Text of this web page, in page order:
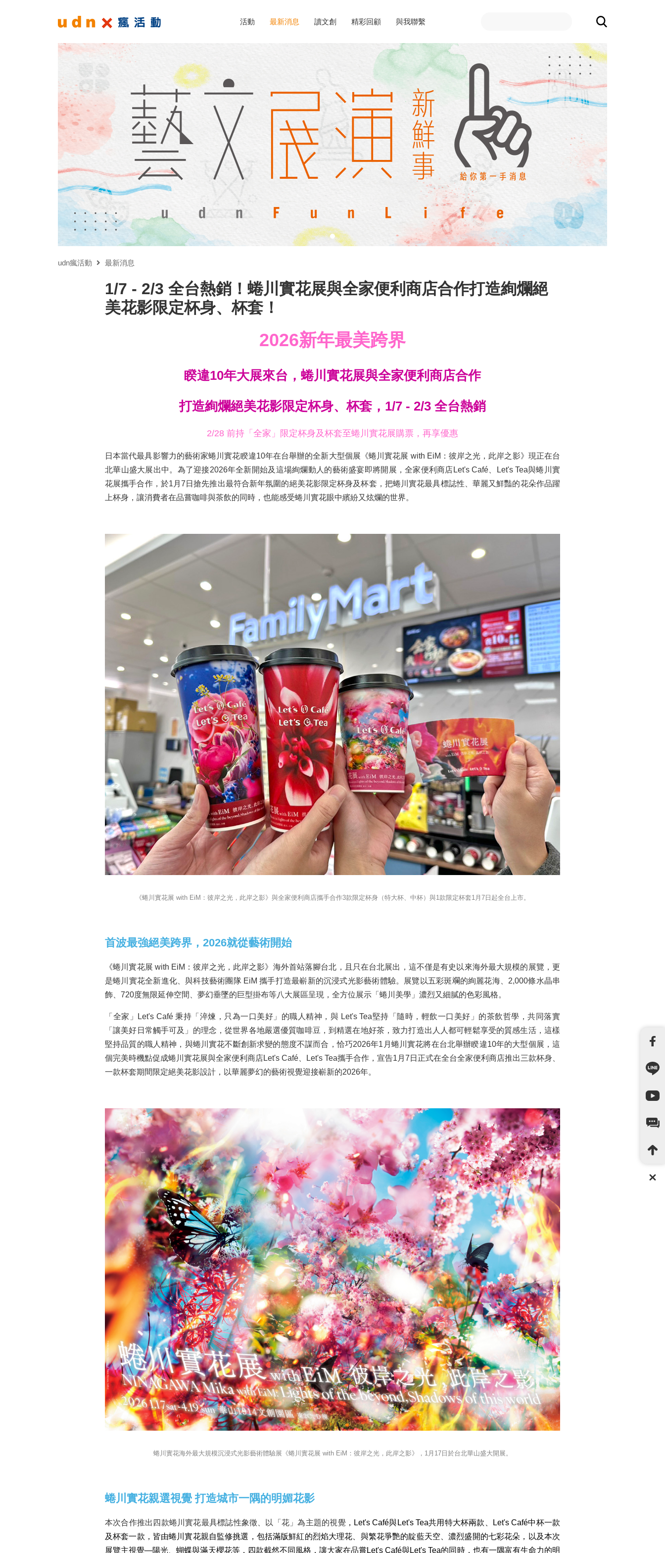
活動 最新消息 讀文創 精彩回顧 與我聯繫
udn瘋活動 最新消息
1/7 - 2/3 全台熱銷！蜷川實花展與全家便利商店合作打造絢爛絕
美花影限定杯身、杯套！
2026新年最美跨界
睽違10年大展來台，蜷川實花展與全家便利商店合作
打造絢爛絕美花影限定杯身、杯套，1/7 - 2/3 全台熱銷
2/28 前持「全家」限定杯身及杯套至蜷川實花展購票，再享優惠
日本當代最具影響力的藝術家蜷川實花睽違10年在台舉辦的全新大型個展《蜷川實花展 with EiM：彼岸之光，此岸之影》現正在台
北華山盛大展出中。為了迎接2026年全新開始及這場絢爛動人的藝術盛宴即將開展，全家便利商店Let's Café、Let's Tea與蜷川實
花展攜手合作，於1月7日搶先推出最符合新年氛圍的絕美花影限定杯身及杯套，把蜷川實花最具標誌性、華麗又鮮豔的花朵作品躍
上杯身，讓消費者在品嘗咖啡與茶飲的同時，也能感受蜷川實花眼中繽紛又炫爛的世界。
《蜷川實花展 with EiM：彼岸之光，此岸之影》與全家便利商店攜手合作3款限定杯身（特大杯、中杯）與1款限定杯套1月7日起全台上市。
首波最強絕美跨界，2026就從藝術開始
《蜷川實花展 with EiM：彼岸之光，此岸之影》海外首站落腳台北，且只在台北展出，這不僅是有史以來海外最大規模的展覽，更
是蜷川實花全新進化、與科技藝術團隊 EiM 攜手打造最嶄新的沉浸式光影藝術體驗。展覽以五彩斑斕的絢麗花海、2,000條水晶串
飾、720度無限延伸空間、夢幻垂墜的巨型掛布等八大展區呈現，全方位展示「蜷川美學」濃烈又細膩的色彩風格。
「全家」Let's Café 秉持「淬煉，只為一口美好」的職人精神，與 Let's Tea堅持「隨時，輕飲一口美好」的茶飲哲學，共同落實
「讓美好日常觸手可及」的理念，從世界各地嚴選優質咖啡豆，到精選在地好茶，致力打造出人人都可輕鬆享受的質感生活，這樣
堅持品質的職人精神，與蜷川實花不斷創新求變的態度不謀而合，恰巧2026年1月蜷川實花將在台北舉辦睽違10年的大型個展，這
個完美時機點促成蜷川實花展與全家便利商店Let's Café、Let's Tea攜手合作，宣告1月7日正式在全台全家便利商店推出三款杯身、
一款杯套期間限定絕美花影設計，以華麗夢幻的藝術視覺迎接嶄新的2026年。
蜷川實花海外最大規模沉浸式光影藝術體驗展《蜷川實花展 with EiM：彼岸之光，此岸之影》，1月17日於台北華山盛大開展。
蜷川實花親選視覺 打造城市一隅的明媚花影
本次合作推出四款蜷川實花最具標誌性象徵、以「花」為主題的視覺，Let's Café與Let's Tea共用特大杯兩款、Let's Café中杯一款
及杯套一款，皆由蜷川實花親自監修挑選，包括滿版鮮紅的烈焰大理花、與繁花爭艷的靛藍天空、濃烈盛開的七彩花朵，以及本次
展覽主視覺—陽光、蝴蝶與滿天櫻花等，四款截然不同風格，讓大家在品嘗Let's Café與Let's Tea的同時，也有一隅富有生命力的明